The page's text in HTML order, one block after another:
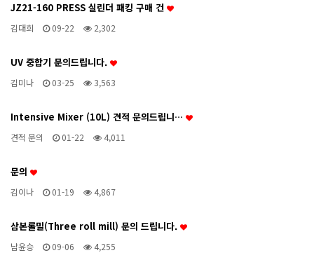
JZ21-160 PRESS 실린더 패킹 구매 건
김대희 09-22 2,302
UV 중합기 문의드립니다.
김미나 03-25 3,563
Intensive Mixer (10L) 견적 문의드립니…
견적 문의 01-22 4,011
문의
김이나 01-19 4,867
삼본롤밀(Three roll mill) 문의 드립니다.
남윤승 09-06 4,255